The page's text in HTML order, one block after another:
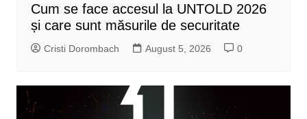
Cum se face accesul la UNTOLD 2026
și care sunt măsurile de securitate
Cristi Dorombach August 5, 2026 0